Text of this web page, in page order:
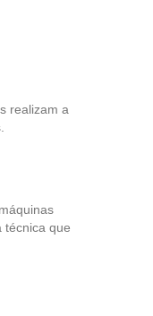
realizam a
técnica que